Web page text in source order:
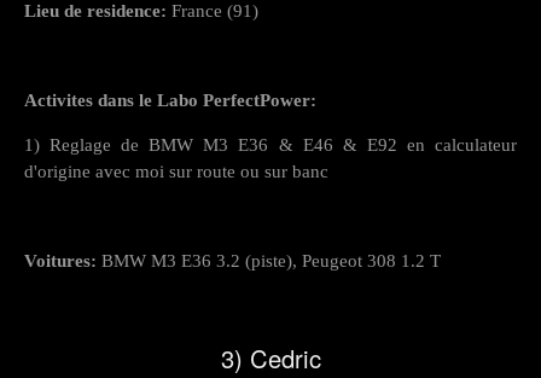
Lieu de residence: France (91)
Activites dans le Labo PerfectPower:
1) Reglage de BMW M3 E36 & E46 & E92 en calculateur
d'origine avec moi sur route ou sur banc
Voitures: BMW M3 E36 3.2 (piste), Peugeot 308 1.2 T
3) Cedric